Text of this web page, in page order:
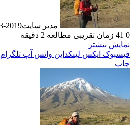
مدیر سایت2019-03-05
0
زمان تقریبی مطالعه 2 دقیقه
نمایش بیشتر
فیسبوک ایکس لینکداین واتس آپ تلگرام
چاپ